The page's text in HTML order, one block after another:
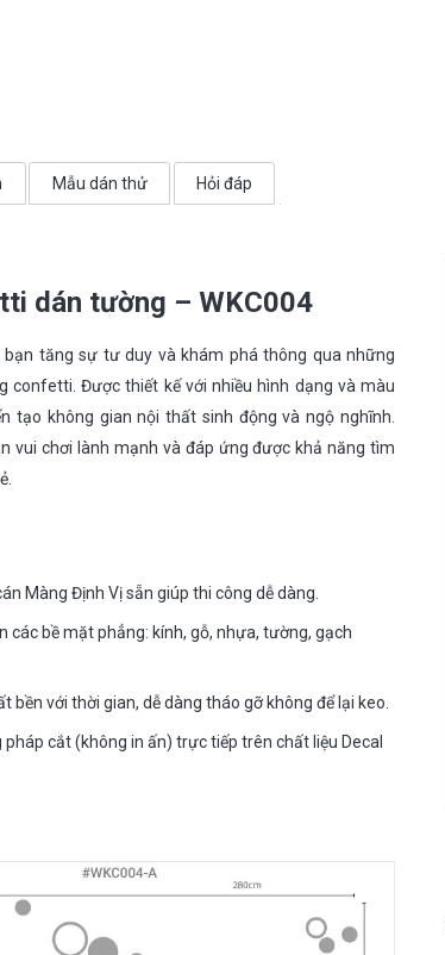
Mẫu dán thử Hỏi đáp
dán tường – WKC004
bạn tăng sự tư duy và khám phá thông qua những
confetti. Được thiết kế với nhiều hình dạng và màu
tạo không gian nội thất sinh động và ngộ nghĩnh.
vui chơi lành mạnh và đáp ứng được khả năng tìm
Màng Định Vị sẵn giúp thi công dễ dàng.
các bề mặt phẳng: kính, gỗ, nhựa, tường, gạch
bền với thời gian, dễ dàng tháo gỡ không để lại keo.
cắt (không in ấn) trực tiếp trên chất liệu Decal